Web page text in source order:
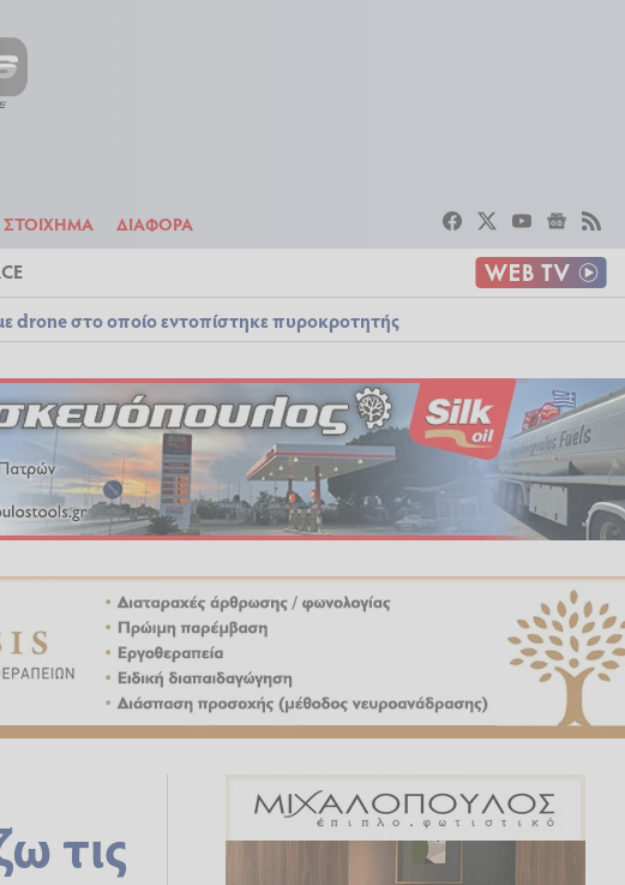
ΣΤΟΙΧΗΜΑ ΔΙΑΦΟΡΑ
drone στο οποίο εντοπίστηκε πυροκροτητής
τις